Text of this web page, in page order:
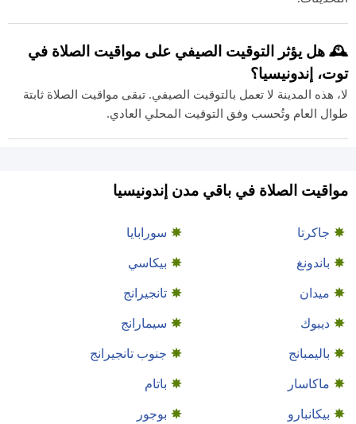
🕰️ هل يؤثر التوقيت الصيفي على مواقيت الصلاة في
توت، إندونيسيا؟
لا، هذه المدينة لا تعمل بالتوقيت الصيفي. تبقى مواقيت الصلاة ثابتة
طوال العام وتُحسب وفق التوقيت المحلي العادي.
مواقيت الصلاة في باقي مدن إندونيسيا
جاكرتا
سورابايا
باندونغ
بيكاسي
ميدان
تانجيرانج
ديبوك
سيمارانج
باليمبانج
جنوب تانجيرانج
ماكاسار
باتام
بيكانبارو
بوجور